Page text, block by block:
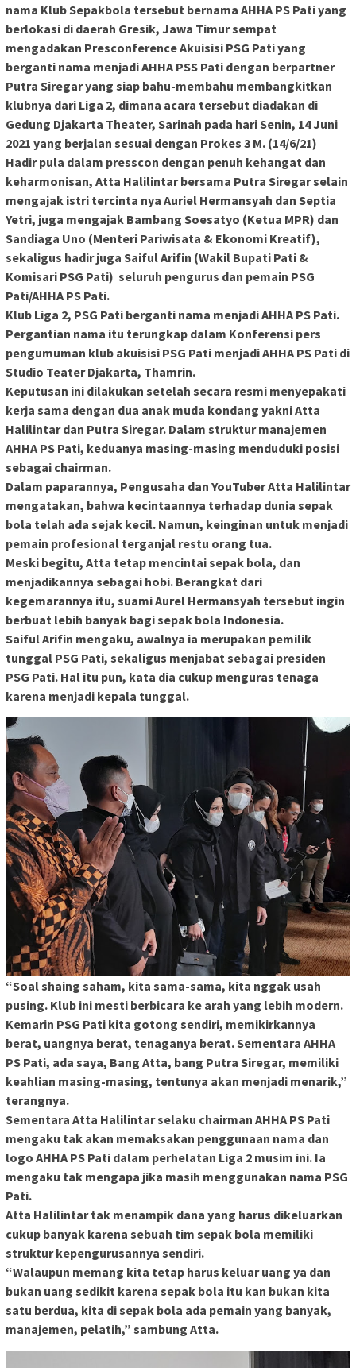
nama Klub Sepakbola tersebut bernama AHHA PS Pati yang
berlokasi di daerah Gresik, Jawa Timur sempat
mengadakan Presconference Akuisisi PSG Pati yang
berganti nama menjadi AHHA PSS Pati dengan berpartner
Putra Siregar yang siap bahu-membahu membangkitkan
klubnya dari Liga 2, dimana acara tersebut diadakan di
Gedung Djakarta Theater, Sarinah pada hari Senin, 14 Juni
2021 yang berjalan sesuai dengan Prokes 3 M. (14/6/21)
Hadir pula dalam presscon dengan penuh kehangat dan
keharmonisan, Atta Halilintar bersama Putra Siregar selain
mengajak istri tercinta nya Auriel Hermansyah dan Septia
Yetri, juga mengajak Bambang Soesatyo (Ketua MPR) dan
Sandiaga Uno (Menteri Pariwisata & Ekonomi Kreatif),
sekaligus hadir juga Saiful Arifin (Wakil Bupati Pati &
Komisari PSG Pati) seluruh pengurus dan pemain PSG
Pati/AHHA PS Pati.
Klub Liga 2, PSG Pati berganti nama menjadi AHHA PS Pati.
Pergantian nama itu terungkap dalam Konferensi pers
pengumuman klub akuisisi PSG Pati menjadi AHHA PS Pati di
Studio Teater Djakarta, Thamrin.
Keputusan ini dilakukan setelah secara resmi menyepakati
kerja sama dengan dua anak muda kondang yakni Atta
Halilintar dan Putra Siregar. Dalam struktur manajemen
AHHA PS Pati, keduanya masing-masing menduduki posisi
sebagai chairman.
Dalam paparannya, Pengusaha dan YouTuber Atta Halilintar
mengatakan, bahwa kecintaannya terhadap dunia sepak
bola telah ada sejak kecil. Namun, keinginan untuk menjadi
pemain profesional terganjal restu orang tua.
Meski begitu, Atta tetap mencintai sepak bola, dan
menjadikannya sebagai hobi. Berangkat dari
kegemarannya itu, suami Aurel Hermansyah tersebut ingin
berbuat lebih banyak bagi sepak bola Indonesia.
Saiful Arifin mengaku, awalnya ia merupakan pemilik
tunggal PSG Pati, sekaligus menjabat sebagai presiden
PSG Pati. Hal itu pun, kata dia cukup menguras tenaga
karena menjadi kepala tunggal.
“Soal shaing saham, kita sama-sama, kita nggak usah
pusing. Klub ini mesti berbicara ke arah yang lebih modern.
Kemarin PSG Pati kita gotong sendiri, memikirkannya
berat, uangnya berat, tenaganya berat. Sementara AHHA
PS Pati, ada saya, Bang Atta, bang Putra Siregar, memiliki
keahlian masing-masing, tentunya akan menjadi menarik,”
terangnya.
Sementara Atta Halilintar selaku chairman AHHA PS Pati
mengaku tak akan memaksakan penggunaan nama dan
logo AHHA PS Pati dalam perhelatan Liga 2 musim ini. Ia
mengaku tak mengapa jika masih menggunakan nama PSG
Pati.
Atta Halilintar tak menampik dana yang harus dikeluarkan
cukup banyak karena sebuah tim sepak bola memiliki
struktur kepengurusannya sendiri.
“Walaupun memang kita tetap harus keluar uang ya dan
bukan uang sedikit karena sepak bola itu kan bukan kita
satu berdua, kita di sepak bola ada pemain yang banyak,
manajemen, pelatih,” sambung Atta.